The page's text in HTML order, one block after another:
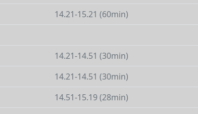
14.21-15.21 (60min)
14.21-14.51 (30min)
14.21-14.51 (30min)
14.51-15.19 (28min)